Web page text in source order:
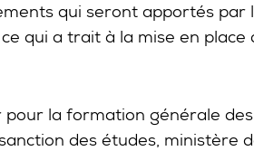
qui seront apportés par
qui a trait à la mise en place
pour la formation générale
des études, ministère